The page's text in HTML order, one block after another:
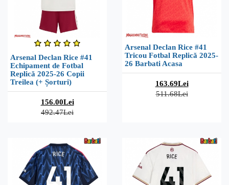
Arsenal Declan Rice #41
Echipament de Fotbal
Replică 2025-26 Copii
Treilea (+ Șorturi)
156.00Lei
492.47Lei
Arsenal Declan Rice #41
Tricou Fotbal Replică 2025-
26 Barbati Acasa
163.69Lei
511.68Lei